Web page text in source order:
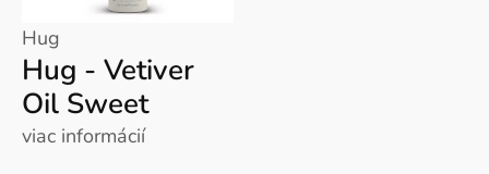
Hug
Hug - Vetiver
Oil Sweet
viac informácií